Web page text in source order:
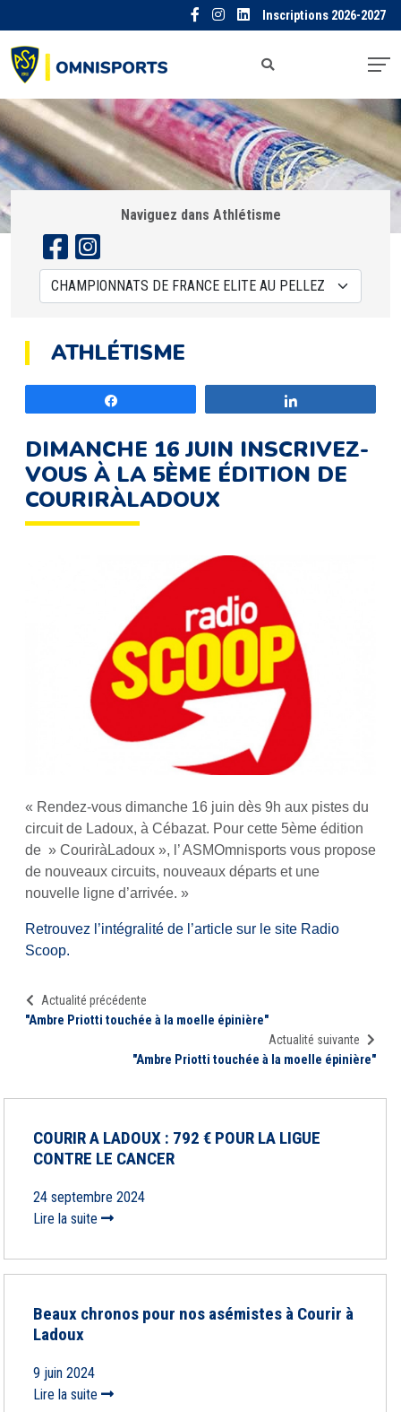
Inscriptions 2026-2027
Naviguez dans Athlétisme
ATHLÉTISME
DIMANCHE 16 JUIN INSCRIVEZ-
VOUS À LA 5ÈME ÉDITION DE
COURIRÀLADOUX
« Rendez-vous dimanche 16 juin dès 9h aux pistes du
circuit de Ladoux, à Cébazat. Pour cette 5ème édition
de » CouriràLadoux », l’ ASMOmnisports vous propose
de nouveaux circuits, nouveaux départs et une
nouvelle ligne d’arrivée. »
Retrouvez l’intégralité de l’article sur le site Radio
Scoop.
Actualité précédente
"Ambre Priotti touchée à la moelle épinière"
Actualité suivante
"Ambre Priotti touchée à la moelle épinière"
COURIR A LADOUX : 792 € POUR LA LIGUE
CONTRE LE CANCER
24 septembre 2024
Lire la suite
Beaux chronos pour nos asémistes à Courir à
Ladoux
9 juin 2024
Lire la suite